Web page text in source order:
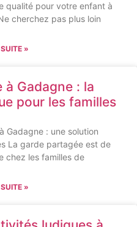
qualité pour votre enfant à
cherchez pas plus loin
»
à Gadagne : la
pour les familles
Gadagne : une solution
La garde partagée est de
chez les familles de
»